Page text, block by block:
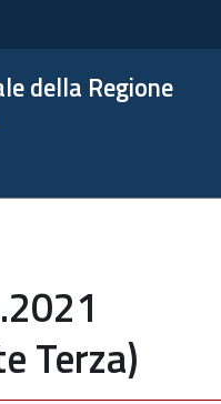
della Regione
Terza)